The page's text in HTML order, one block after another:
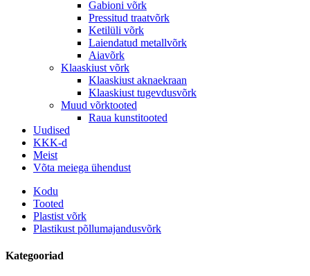
Gabioni võrk
Pressitud traatvõrk
Ketilüli võrk
Laiendatud metallvõrk
Aiavõrk
Klaaskiust võrk
Klaaskiust aknaekraan
Klaaskiust tugevdusvõrk
Muud võrktooted
Raua kunstitooted
Uudised
KKK-d
Meist
Võta meiega ühendust
Kodu
Tooted
Plastist võrk
Plastikust põllumajandusvõrk
Kategooriad